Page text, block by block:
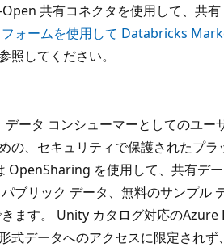
共有コネクタを使用して、共
ォームを使用して Databricks
照してください。
ータ コンシューマーとしてのユー
の、セキュリティで保護されたプラ
を使用して、共有デ
ブリック データ、無料のサンプル
ます。 Unity カタログ対応の
式データへのアクセスに限定され